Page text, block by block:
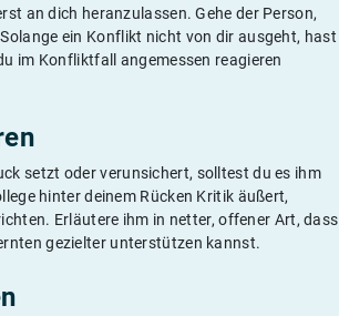
an dich heranzulassen. Gehe der Person,
ein Konflikt nicht von dir ausgeht, hast
im Konfliktfall angemessen reagieren
setzt oder verunsichert, solltest du es ihm
hinter deinem Rücken Kritik äußert,
Erläutere ihm in netter, offener Art, dass
gezielter unterstützen kannst.